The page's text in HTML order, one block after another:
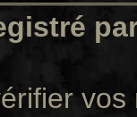
vos